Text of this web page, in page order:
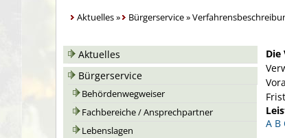
Aktuelles» Bürgerservice»
Aktuelles
Bürgerservice
Behördenwegweiser
Fachbereiche / Ansprechpartner
Lebenslagen
Die
A B